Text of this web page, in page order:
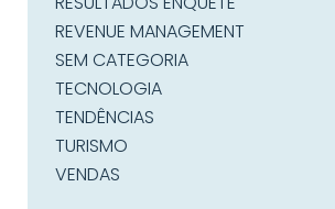
REVENUE MANAGEMENT
SEM CATEGORIA
TECNOLOGIA
TENDÊNCIAS
TURISMO
VENDAS